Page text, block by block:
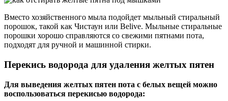
Вместо хозяйственного мыла подойдет мыльный стиральный
порошок, такой как Чистаун или Belive. Мыльные стиральные
порошки хорошо справляются со свежими пятнами пота,
подходят для ручной и машинной стирки.
Перекись водорода для удаления желтых пятен
Для выведения желтых пятен пота с белых вещей можно
воспользоваться перекисью водорода: